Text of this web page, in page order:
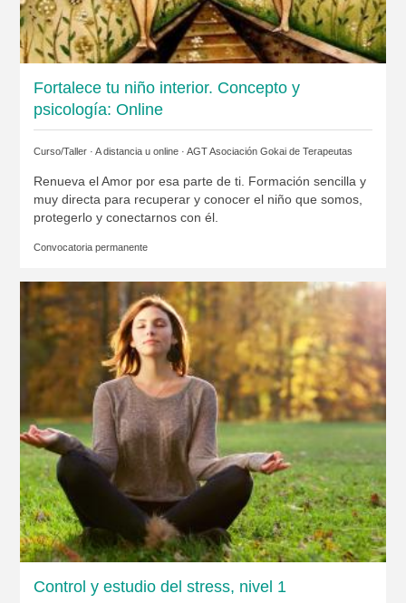
Fortalece tu niño interior. Concepto y
psicología: Online
Curso/Taller · A distancia u online · AGT Asociación Gokai de Terapeutas
Renueva el Amor por esa parte de ti. Formación sencilla y
muy directa para recuperar y conocer el niño que somos,
protegerlo y conectarnos con él.
Convocatoria permanente
Control y estudio del stress, nivel 1